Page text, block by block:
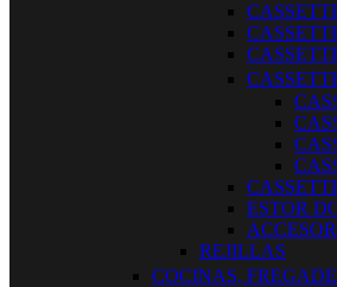
ESTOR
REJILLAS
COCINAS,